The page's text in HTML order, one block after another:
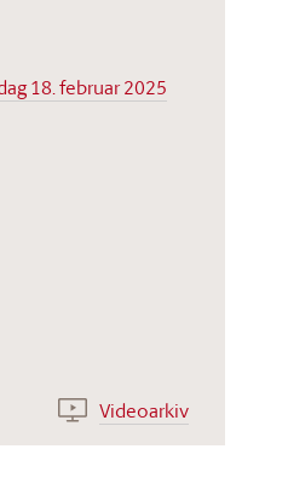
18. februar 2025
Videoarkiv